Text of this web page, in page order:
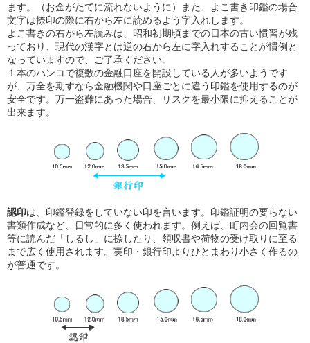
ます。（お金がたてに流れないように）また、よこ書き印鑑の場合
文字は捺印の際に右から左に読めるよう字入れします。
よこ書きの右から左読みは、昭和初期頃までの日本の古い慣習が残
っており、現代の漢字とは逆の右から左に字入れすることが慣例と
なっていますので、ご了承ください。
１本のハンコで複数の金融口座を開設している人が多いようです
が、万全を期すなら金融機関や口座ごとに違う印鑑を使用するのが
安全です。万一盗難にあった場合、リスクを最小限に抑えることが
出来ます。
認印は、印鑑登録をしていない印を言います。印鑑証明の要らない
書類作成など、日常的に多く使われます。例えば、町内会の回覧書
等に読んだ「しるし」に捺したり、領収書や荷物の受け取りに至る
まで広く使用されます。実印・銀行印よりひとまわり小さく作るの
が普通です。